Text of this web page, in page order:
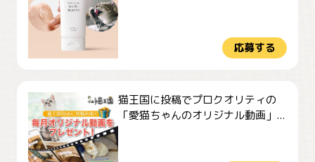
応募する
猫王国に投稿でプロクオリティの
「愛猫ちゃんのオリジナル動画」...